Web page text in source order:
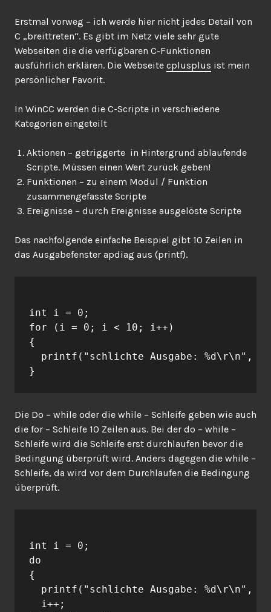
Erstmal vorweg – ich werde hier nicht jedes Detail von
C „breittreten“. Es gibt im Netz viele sehr gute
Webseiten die die verfügbaren C-Funktionen
ausführlich erklären. Die Webseite cplusplus ist mein
persönlicher Favorit.
In WinCC werden die C-Scripte in verschiedene
Kategorien eingeteilt
Aktionen – getriggerte in Hintergrund ablaufende
Scripte. Müssen einen Wert zurück geben!
Funktionen – zu einem Modul / Funktion
zusammengefasste Scripte
Ereignisse – durch Ereignisse ausgelöste Scripte
Das nachfolgende einfache Beispiel gibt 10 Zeilen in
das Ausgabefenster apdiag aus (printf).
int i = 0;
for (i = 0; i < 10; i++)
{
printf("schlichte Ausgabe: %d\r\n",
Die Do – while oder die while – Schleife geben wie auch
die for – Schleife 10 Zeilen aus. Bei der do – while –
Schleife wird die Schleife erst durchlaufen bevor die
Bedingung überprüft wird. Anders dagegen die while –
Schleife, da wird vor dem Durchlaufen die Bedingung
überprüft.
int i = 0;
do
{
printf("schlichte Ausgabe: %d\r\n",
  i++;